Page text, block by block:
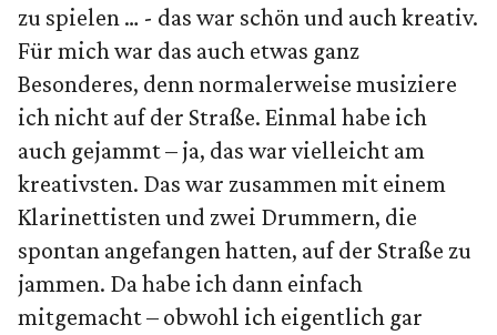
zu spielen … - das war schön und auch kreativ.
Für mich war das auch etwas ganz
Besonderes, denn normalerweise musiziere
ich nicht auf der Straße. Einmal habe ich
auch gejammt – ja, das war vielleicht am
kreativsten. Das war zusammen mit einem
Klarinettisten und zwei Drummern, die
spontan angefangen hatten, auf der Straße zu
jammen. Da habe ich dann einfach
mitgemacht – obwohl ich eigentlich gar